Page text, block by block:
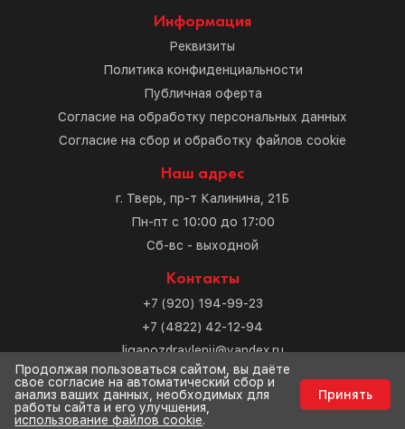
Информация
Реквизиты
Политика конфиденциальности
Публичная оферта
Согласие на обработку персональных данных
Согласие на сбор и обработку файлов cookie
Наш адрес
г. Тверь, пр-т Калинина, 21Б
Пн-пт с 10:00 до 17:00
Сб-вс - выходной
Контакты
+7 (920) 194-99-23
+7 (4822) 42-12-94
ligapozdravlenij@yandex.ru
Разработка сайта
Продолжая пользоваться сайтом, вы даёте
свое согласие на автоматический сбор и
анализ ваших данных, необходимых для
работы сайта и его улучшения,
использование файлов cookie.
Принять